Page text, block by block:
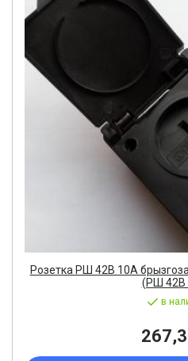
Розетка РШ 42В 10А
(РШ 42В
в